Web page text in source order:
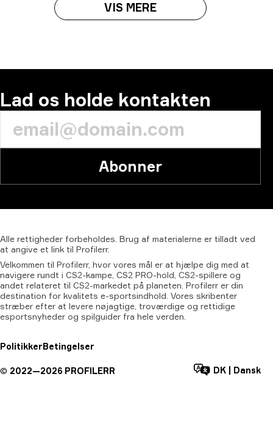
VIS MERE
Lad os holde kontakten
Abonner
Alle rettigheder forbeholdes. Brug af materialerne er tilladt ved
at angive et link til Profilerr.
Velkommen til Profilerr, hvor vores mål er at hjælpe dig med at
navigere rundt i CS2-kampe, CS2 PRO-hold, CS2-spillere og
andet relateret til CS2-markedet på planeten. Profilerr er din
destination for kvalitets e-sportsindhold. Vores skribenter
stræber efter at levere nøjagtige, troværdige og rettidige
esportsnyheder og spilguider fra hele verden.
PolitikkerBetingelser
© 2022—2026 PROFILERR DK Dansk